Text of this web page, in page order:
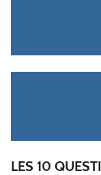
LES 10